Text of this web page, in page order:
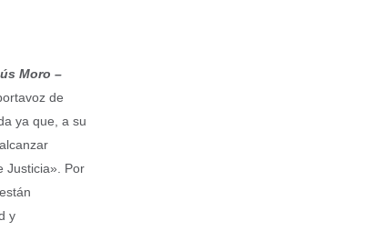
Moro –
de
ya que, a su
Justicia». Por
y